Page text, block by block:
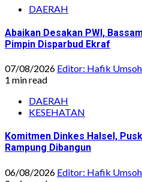
DAERAH
Abaikan Desakan PWI,
Pimpin Disparbud Ekraf
07/08/2026 Editor: Hafik
1 min read
DAERAH
KESEHATAN
Komitmen Dinkes Halsel,
Rampung Dibangun
06/08/2026 Editor: Hafik